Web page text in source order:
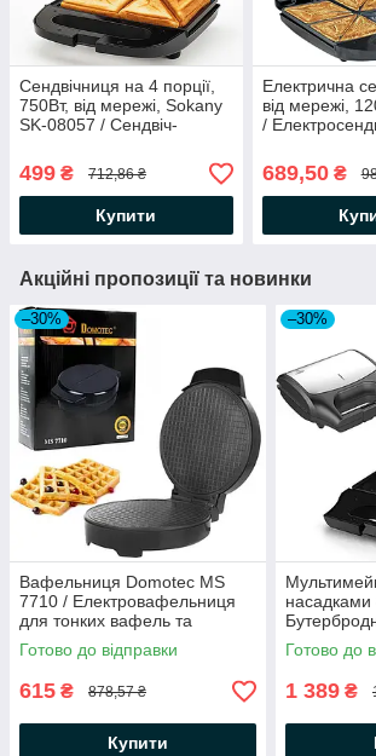
Сендвічниця на 4 порції,
750Вт, від мережі, Sokany
SK-08057 / Сендвіч-
бутербродниця
499 ₴ 712,86 ₴
Купити
Електрична
від мережі,
/
689,50₴
Акційні пропозиції та новинки
–30%
Вафельниця Domotec MS
7710 / Електровафельниця
для тонких вафель та
трубочок з антипригарним
покриттям
Готово до відправки
615 ₴ 878,57 ₴
Купити
–30%
Готово до
1 389 ₴